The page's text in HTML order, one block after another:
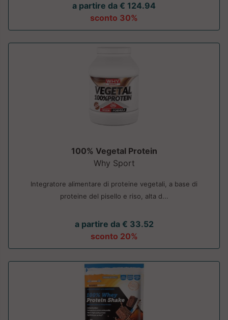
a partire da € 124.94
sconto 30%
100% Vegetal Protein
Why Sport
Integratore alimentare di proteine vegetali, a base di
proteine del pisello e riso, alta d...
a partire da € 33.52
sconto 20%